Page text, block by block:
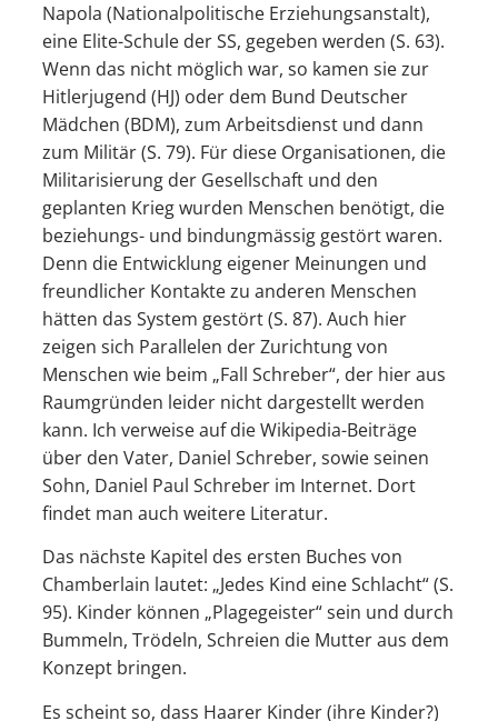
Napola (Nationalpolitische Erziehungsanstalt),
eine Elite-Schule der SS, gegeben werden (S. 63).
Wenn das nicht möglich war, so kamen sie zur
Hitlerjugend (HJ) oder dem Bund Deutscher
Mädchen (BDM), zum Arbeitsdienst und dann
zum Militär (S. 79). Für diese Organisationen, die
Militarisierung der Gesellschaft und den
geplanten Krieg wurden Menschen benötigt, die
beziehungs- und bindungmässig gestört waren.
Denn die Entwicklung eigener Meinungen und
freundlicher Kontakte zu anderen Menschen
hätten das System gestört (S. 87). Auch hier
zeigen sich Parallelen der Zurichtung von
Menschen wie beim „Fall Schreber“, der hier aus
Raumgründen leider nicht dargestellt werden
kann. Ich verweise auf die Wikipedia-Beiträge
über den Vater, Daniel Schreber, sowie seinen
Sohn, Daniel Paul Schreber im Internet. Dort
findet man auch weitere Literatur.
Das nächste Kapitel des ersten Buches von
Chamberlain lautet: „Jedes Kind eine Schlacht“ (S.
95). Kinder können „Plagegeister“ sein und durch
Bummeln, Trödeln, Schreien die Mutter aus dem
Konzept bringen.
Es scheint so, dass Haarer Kinder (ihre Kinder?)